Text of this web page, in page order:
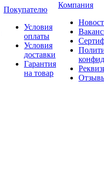
Покупателю
Условия
оплаты
Условия
доставки
Гарантия
на товар
Компания